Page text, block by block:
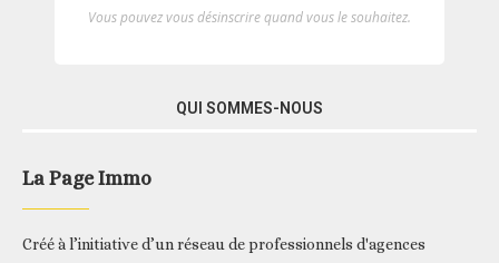
Vous pouvez vous désinscrire quand vous le souhaitez.
QUI SOMMES-NOUS
La Page Immo
Créé à l’initiative d’un réseau de professionnels d'agences